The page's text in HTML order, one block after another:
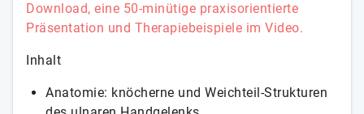
Download, eine 50-minütige praxisorientierte
Präsentation und Therapiebeispiele im Video.
Inhalt
Anatomie: knöcherne und Weichteil-Strukturen